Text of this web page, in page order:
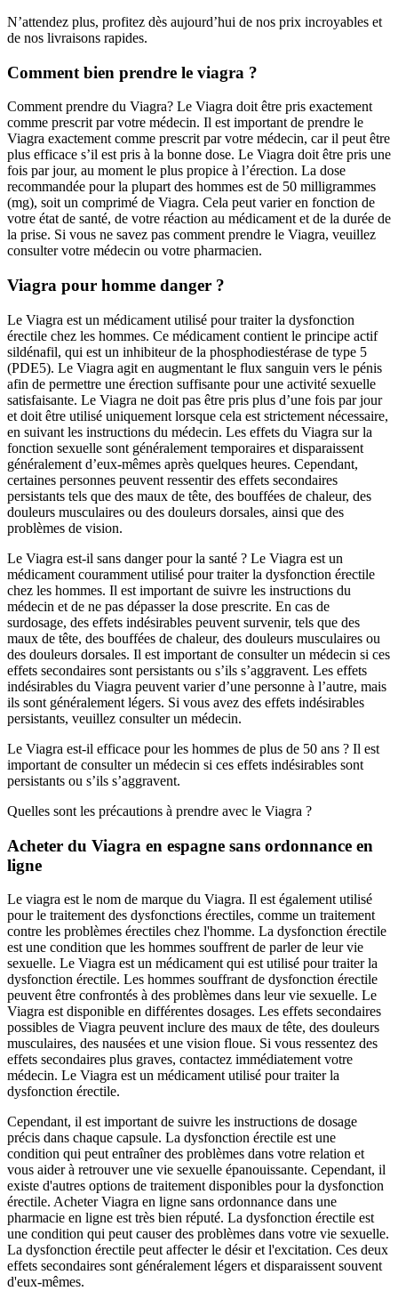
N’attendez plus, profitez dès aujourd’hui de nos prix incroyables et
de nos livraisons rapides.
Comment bien prendre le viagra ?
Comment prendre du Viagra? Le Viagra doit être pris exactement
comme prescrit par votre médecin. Il est important de prendre le
Viagra exactement comme prescrit par votre médecin, car il peut être
plus efficace s’il est pris à la bonne dose. Le Viagra doit être pris une
fois par jour, au moment le plus propice à l’érection. La dose
recommandée pour la plupart des hommes est de 50 milligrammes
(mg), soit un comprimé de Viagra. Cela peut varier en fonction de
votre état de santé, de votre réaction au médicament et de la durée de
la prise. Si vous ne savez pas comment prendre le Viagra, veuillez
consulter votre médecin ou votre pharmacien.
Viagra pour homme danger ?
Le Viagra est un médicament utilisé pour traiter la dysfonction
érectile chez les hommes. Ce médicament contient le principe actif
sildénafil, qui est un inhibiteur de la phosphodiestérase de type 5
(PDE5). Le Viagra agit en augmentant le flux sanguin vers le pénis
afin de permettre une érection suffisante pour une activité sexuelle
satisfaisante. Le Viagra ne doit pas être pris plus d’une fois par jour
et doit être utilisé uniquement lorsque cela est strictement nécessaire,
en suivant les instructions du médecin. Les effets du Viagra sur la
fonction sexuelle sont généralement temporaires et disparaissent
généralement d’eux-mêmes après quelques heures. Cependant,
certaines personnes peuvent ressentir des effets secondaires
persistants tels que des maux de tête, des bouffées de chaleur, des
douleurs musculaires ou des douleurs dorsales, ainsi que des
problèmes de vision.
Le Viagra est-il sans danger pour la santé ? Le Viagra est un
médicament couramment utilisé pour traiter la dysfonction érectile
chez les hommes. Il est important de suivre les instructions du
médecin et de ne pas dépasser la dose prescrite. En cas de
surdosage, des effets indésirables peuvent survenir, tels que des
maux de tête, des bouffées de chaleur, des douleurs musculaires ou
des douleurs dorsales. Il est important de consulter un médecin si ces
effets secondaires sont persistants ou s’ils s’aggravent. Les effets
indésirables du Viagra peuvent varier d’une personne à l’autre, mais
ils sont généralement légers. Si vous avez des effets indésirables
persistants, veuillez consulter un médecin.
Le Viagra est-il efficace pour les hommes de plus de 50 ans ? Il est
important de consulter un médecin si ces effets indésirables sont
persistants ou s’ils s’aggravent.
Quelles sont les précautions à prendre avec le Viagra ?
Acheter du Viagra en espagne sans ordonnance en
ligne
Le viagra est le nom de marque du Viagra. Il est également utilisé
pour le traitement des dysfonctions érectiles, comme un traitement
contre les problèmes érectiles chez l'homme. La dysfonction érectile
est une condition que les hommes souffrent de parler de leur vie
sexuelle. Le Viagra est un médicament qui est utilisé pour traiter la
dysfonction érectile. Les hommes souffrant de dysfonction érectile
peuvent être confrontés à des problèmes dans leur vie sexuelle. Le
Viagra est disponible en différentes dosages. Les effets secondaires
possibles de Viagra peuvent inclure des maux de tête, des douleurs
musculaires, des nausées et une vision floue. Si vous ressentez des
effets secondaires plus graves, contactez immédiatement votre
médecin. Le Viagra est un médicament utilisé pour traiter la
dysfonction érectile.
Cependant, il est important de suivre les instructions de dosage
précis dans chaque capsule. La dysfonction érectile est une
condition qui peut entraîner des problèmes dans votre relation et
vous aider à retrouver une vie sexuelle épanouissante. Cependant, il
existe d'autres options de traitement disponibles pour la dysfonction
érectile. Acheter Viagra en ligne sans ordonnance dans une
pharmacie en ligne est très bien réputé. La dysfonction érectile est
une condition qui peut causer des problèmes dans votre vie sexuelle.
La dysfonction érectile peut affecter le désir et l'excitation. Ces deux
effets secondaires sont généralement légers et disparaissent souvent
d'eux-mêmes.